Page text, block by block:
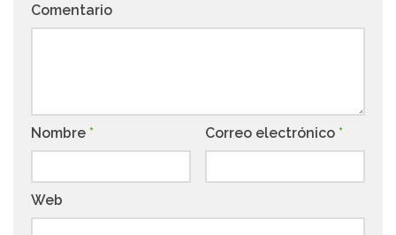
Comentario
Nombre * Correo electrónico *
Web